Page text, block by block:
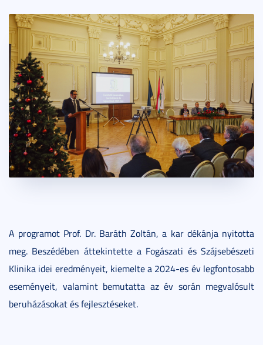
A programot Prof. Dr. Baráth Zoltán, a kar dékánja nyitotta
meg. Beszédében áttekintette a Fogászati és Szájsebészeti
Klinika idei eredményeit, kiemelte a 2024-es év legfontosabb
eseményeit, valamint bemutatta az év során megvalósult
beruházásokat és fejlesztéseket.